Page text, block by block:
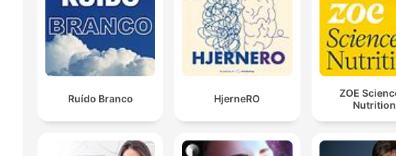
Ruído Branco HjerneRO
ZOE
Nutrition